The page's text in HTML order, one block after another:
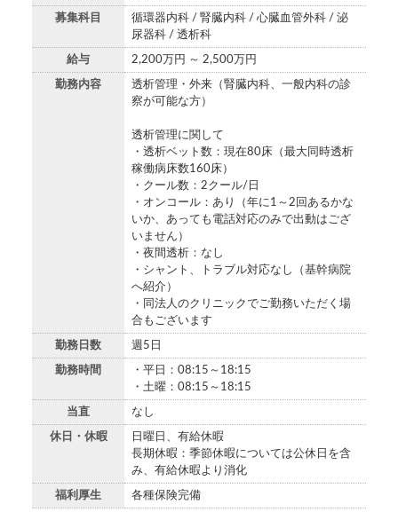
募集科目
循環器内科 / 腎臓内科 / 心臓血管外科 / 泌
尿器科 / 透析科
給与 2,200万円 ～ 2,500万円
勤務内容
透析管理・外来（腎臓内科、一般内科の診
察が可能な方）
透析管理に関して
・透析ベット数：現在80床（最大同時透析
稼働病床数160床）
・クール数：2クール/日
・オンコール：あり（年に1～2回あるかな
いか、あっても電話対応のみで出動はござ
いません）
・夜間透析：なし
・シャント、トラブル対応なし（基幹病院
へ紹介）
・同法人のクリニックでご勤務いただく場
合もございます
勤務日数 週5日
勤務時間
・平日：08:15～18:15
・土曜：08:15～18:15
当直 なし
休日・休暇
日曜日、有給休暇
長期休暇：季節休暇については公休日を含
み、有給休暇より消化
福利厚生 各種保険完備